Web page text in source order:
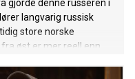
gjorde denne russeren i
langvarig russisk
store norske
øst er mer reell enn